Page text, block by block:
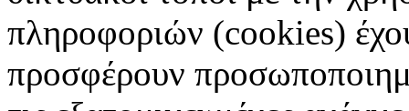
πληροφοριών (cookies)
προσφέρουν